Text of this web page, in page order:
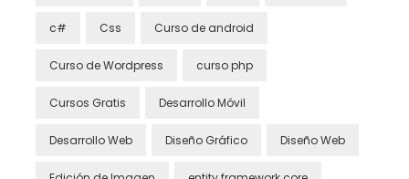
c# Css Curso de android
Curso de Wordpress curso php
Cursos Gratis Desarrollo Móvil
Desarrollo Web Diseño Gráfico Diseño Web